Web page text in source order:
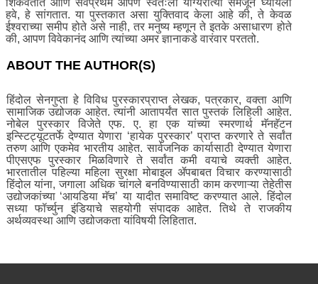
शिकवतात आणि सर्वप्रथम आपण स्वतःला योग्यरीत्या समजून घ्यायला
हवे, हे सांगतात. या पुस्तकात असा युक्तिवाद केला आहे की, ते केवळ
ईश्वराच्या समीप होते असे नाही, तर मनुष्य म्हणून ते इतके असाधारण होते
की, आपण विवेकानंद आणि त्यांच्या अमर ज्ञानाकडे वारंवार परततो.
ABOUT THE AUTHOR(S)
हिंदोल सेनगुप्ता हे विविध पुरस्कारप्राप्त लेखक, पत्रकार, वक्ता आणि
सामाजिक उद्योजक आहेत. त्यांनी आतापर्यंत सात पुस्तकं लिहिली आहेत.
नोबेल पुरस्कार विजेते एफ. ए. हा एक यांच्या स्मरणार्थ मॅनहॅटन
इन्स्टिट्यूटतर्फे देण्यात येणारा ‘हायेक पुरस्कार‌’ प्राप्त करणारे ते सर्वांत
तरुण आणि एकमेव भारतीय आहेत. सार्वजनिक कार्यासाठी देण्यात येणारा
पीएसएफ पुरस्कार मिळविणारे ते सर्वांत कमी वयाचे व्यक्ती आहेत.
भारतातील पहिल्या महिला सुरक्षा मोबाइल ॲपबाबत विचार करण्यासाठी
हिंदोल यांना, जगाला अधिक चांगले बनविण्यासाठी काम करणाऱ्या तेहेतीस
उद्योजकांच्या ‘आयडिया मॅच‌’ या यादीत समाविष्ट करण्यात आले. हिंदोल
सध्या फॉर्च्युन इंडियाचे सहयोगी संपादक आहेत. तिथे ते राजकीय
अर्थव्यवस्था आणि उद्योजकता यांविषयी लिहितात.